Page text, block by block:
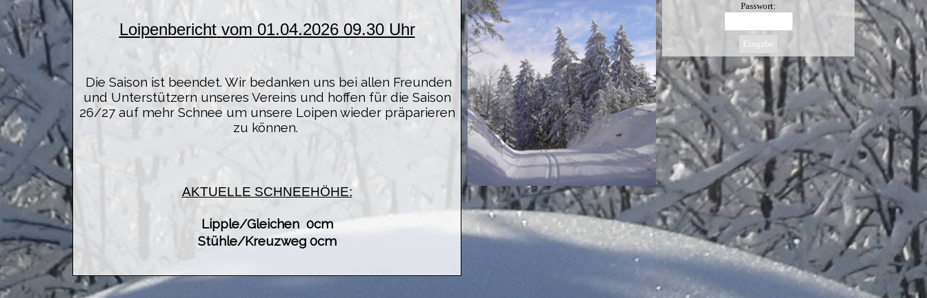
Loipenbericht vom 01.04.2026 09.30 Uhr
Die Saison ist beendet. Wir bedanken uns bei allen Freunden
und Unterstützern unseres Vereins und hoffen für die Saison
26/27 auf mehr Schnee um unsere Loipen wieder präparieren
zu können.
AKTUELLE SCHNEEHÖHE:
Lipple/Gleichen0cm
Stühle/Kreuzweg 0cm
Passwort: